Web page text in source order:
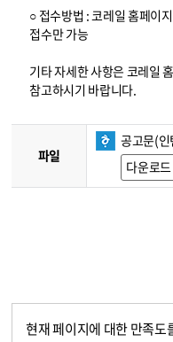
○ 접수방법 : 코레일 홈페
접수만 가능
기타 자세한 사항은 코레일
참고하시기 바랍니다.
파일
공고문(
다운로드
현재 페이지에 대한 만족도